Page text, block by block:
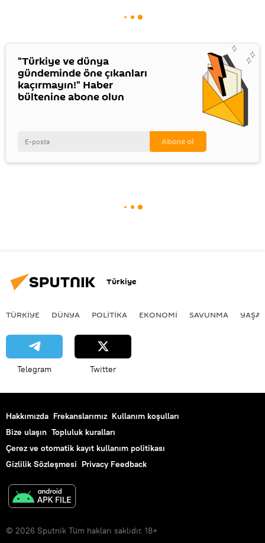
"Türkiye ve dünya
gündeminde öne çıkanları
kaçırmayın!" Haber
bültenine abone olun
Türkiye
TÜRKIYE DÜNYA POLİTİKA EKONOMİ SAVUNMA
Telegram Twitter
Hakkımızda Frekanslarımız Kullanım koşulları
Bize ulaşın Topluluk kuralları
Çerez ve otomatik kayıt kullanım politikası
Gizlilik Sözleşmesi Privacy Feedback
© 2026 Sputnik Tüm hakları saklıdır. 18+